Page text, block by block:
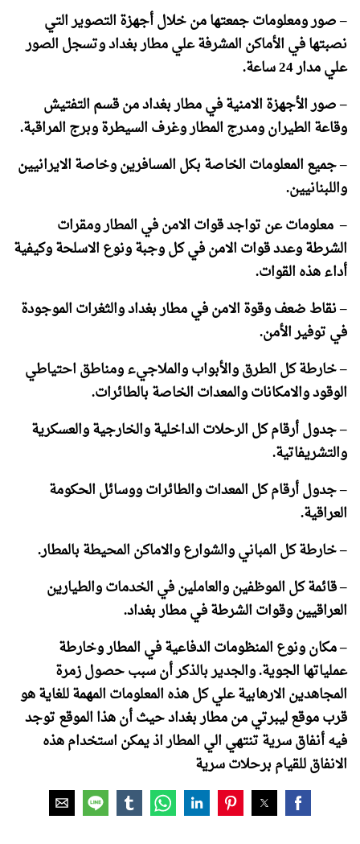
–صور ومعلومات جمعتها من خلال أجهزة التصوير التي
نصبتها في الأماكن المشرفة علي مطار بغداد وتسجل الصور
علي مدار 24 ساعة
.
–صور الأجهزة الامنية في مطار بغداد من قسم التفتيش
وقاعة الطيران ومدرج المطار وغرف السيطرة وبرج المراقبة.
–جميع المعلومات الخاصة بكل المسافرين وخاصة الايرانيين
واللبنانيين.
– معلومات عن تواجد قوات الامن في المطار ومقرات
الشرطة وعدد قوات الامن في كل وجبة ونوع الاسلحة وكيفية
أداء هذه القوات.
–نقاط ضعف وقوة الامن في مطار بغداد والثغرات الموجودة
في توفير الأمن.
–خارطة كل الطرق والأبواب والملاجيء ومناطق احتياطي
الوقود والامكانات والمعدات الخاصة بالطائرات.
–جدول أرقام كل الرحلات الداخلية والخارجية والعسكرية
والتشريفاتية.
–جدول أرقام كل المعدات والطائرات ووسائل الحكومة
العراقية.
–خارطة كل المباني والشوارع والاماكن المحيطة بالمطار.
–قائمة كل الموظفين والعاملين في الخدمات والطيارين
العراقيين وقوات الشرطة في مطار بغداد.
–مكان ونوع المنظومات الدفاعية في المطار وخارطة
عملياتها الجوية. والجدير بالذكر أن سبب حصول زمرة
المجاهدين الارهابية علي كل هذه المعلومات المهمة للغاية هو
قرب موقع ليبرتي من مطار بغداد حيث أن هذا الموقع توجد
فيه أنفاق سرية تنتهي الي المطار اذ يمكن استخدام هذه
الانفاق للقيام برحلات سرية